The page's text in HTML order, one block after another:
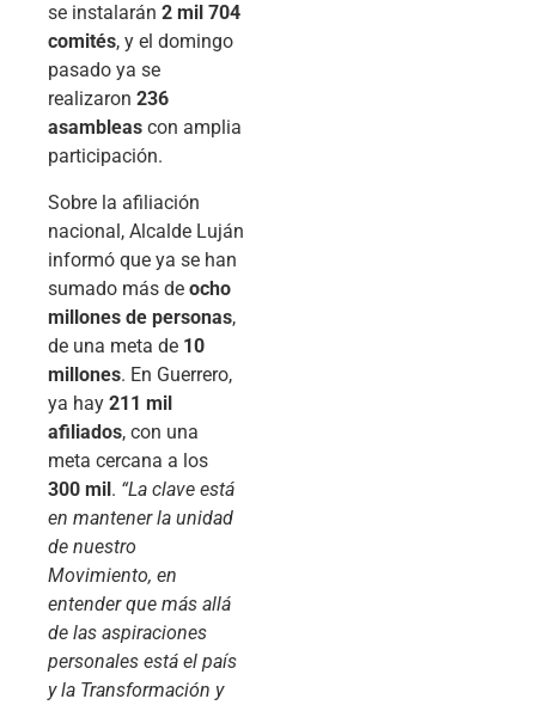
se instalarán 2 mil 704
comités, y el domingo
pasado ya se
realizaron 236
asambleas con amplia
participación.
Sobre la afiliación
nacional, Alcalde Luján
informó que ya se han
sumado más de ocho
millones de personas,
de una meta de 10
millones. En Guerrero,
ya hay 211 mil
afiliados, con una
meta cercana a los
300 mil. “La clave está
en mantener la unidad
de nuestro
Movimiento, en
entender que más allá
de las aspiraciones
personales está el país
y la Transformación y